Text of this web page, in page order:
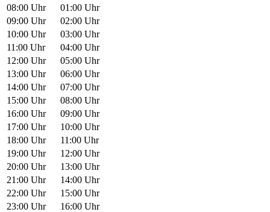
08:00 Uhr
01:00 Uhr
09:00 Uhr
02:00 Uhr
10:00 Uhr
03:00 Uhr
11:00 Uhr
04:00 Uhr
12:00 Uhr
05:00 Uhr
13:00 Uhr
06:00 Uhr
14:00 Uhr
07:00 Uhr
15:00 Uhr
08:00 Uhr
16:00 Uhr
09:00 Uhr
17:00 Uhr
10:00 Uhr
18:00 Uhr
11:00 Uhr
19:00 Uhr
12:00 Uhr
20:00 Uhr
13:00 Uhr
21:00 Uhr
14:00 Uhr
22:00 Uhr
15:00 Uhr
23:00 Uhr
16:00 Uhr